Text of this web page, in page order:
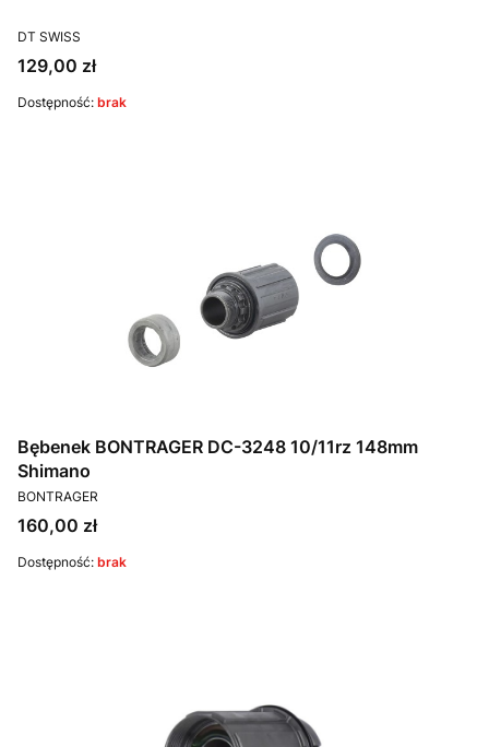
PRODUCENT
DT SWISS
Cena
129,00 zł
Dostępność: brak
Bębenek BONTRAGER DC-3248 10/11rz 148mm
Shimano
PRODUCENT
BONTRAGER
Cena
160,00 zł
Dostępność: brak